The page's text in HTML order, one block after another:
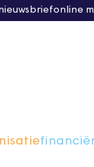
online